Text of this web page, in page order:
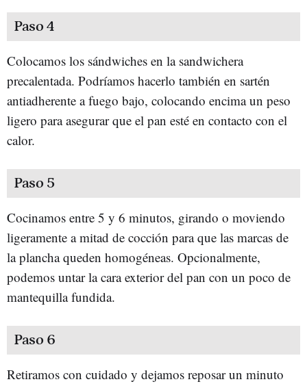
Paso 4
Colocamos los sándwiches en la sandwichera
precalentada. Podríamos hacerlo también en sartén
antiadherente a fuego bajo, colocando encima un peso
ligero para asegurar que el pan esté en contacto con el
calor.
Paso 5
Cocinamos entre 5 y 6 minutos, girando o moviendo
ligeramente a mitad de cocción para que las marcas de
la plancha queden homogéneas. Opcionalmente,
podemos untar la cara exterior del pan con un poco de
mantequilla fundida.
Paso 6
Retiramos con cuidado y dejamos reposar un minuto